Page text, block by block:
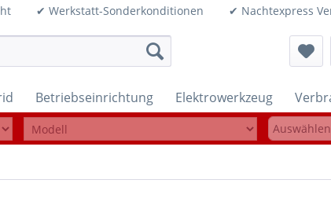
✔ Werkstatt-Sonderkonditionen ✔ Nachtexpress
Betriebseinrichtung Elektrowerkzeug
Auswählen